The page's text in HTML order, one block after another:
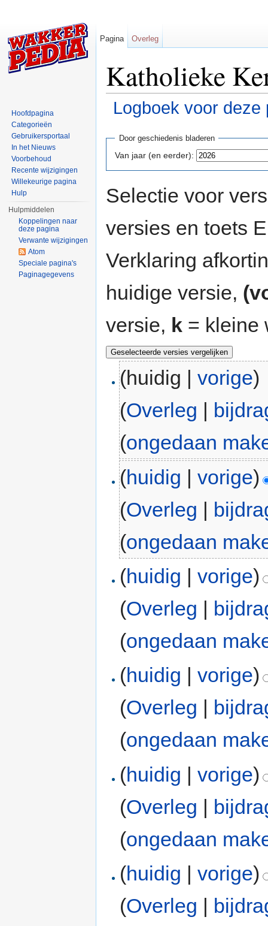
Katholieke
Logboek voor deze
Door geschiedenis bladeren
Van jaar (en eerder):
Selectie voor
versies en toets
Verklaring
huidige versie,
versie, k = kleine
(huidig |vorige)
(Overleg |
(ongedaan
(huidig |vorige)
(Overleg |
(ongedaan
(huidig |vorige)
(Overleg |
(ongedaan
(huidig |vorige)
(Overleg |
(ongedaan
(huidig |vorige)
(Overleg |
(ongedaan
(huidig |vorige)
(Overleg |
Pagina Overleg
Hoofdpagina
Categorieën
Gebruikersportaal
In het Nieuws
Voorbehoud
Recente wijzigingen
Willekeurige pagina
Hulp
Hulpmiddelen
Koppelingen naar
deze pagina
Verwante wijzigingen
Atom
Speciale pagina's
Paginagegevens